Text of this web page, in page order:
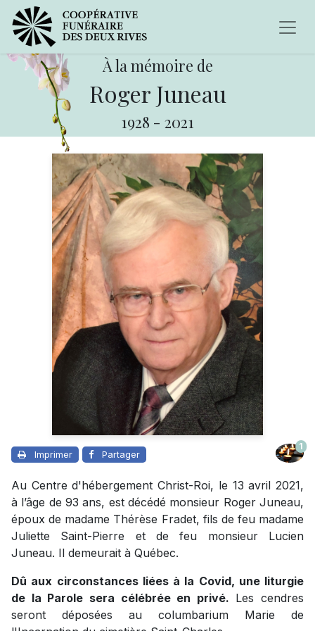
À la mémoire de
Roger Juneau
1928 - 2021
Imprimer Partager
1
Au Centre d'hébergement Christ-Roi, le 13 avril 2021,
à l’âge de 93 ans, est décédé monsieur Roger Juneau,
époux de madame Thérèse Fradet, fils de feu madame
Juliette Saint-Pierre et de feu monsieur Lucien
Juneau. Il demeurait à Québec.
Dû aux circonstances liées à la Covid, une liturgie
de la Parole sera célébrée en privé. Les cendres
seront déposées au columbarium Marie de